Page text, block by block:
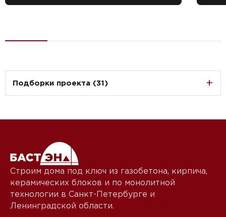
Подборки проекта (31)
Строим дома под ключ из газобетона, кирпича,
керамических блоков и по монолитной
технологии в Санкт-Петербурге и
Ленинградской области.